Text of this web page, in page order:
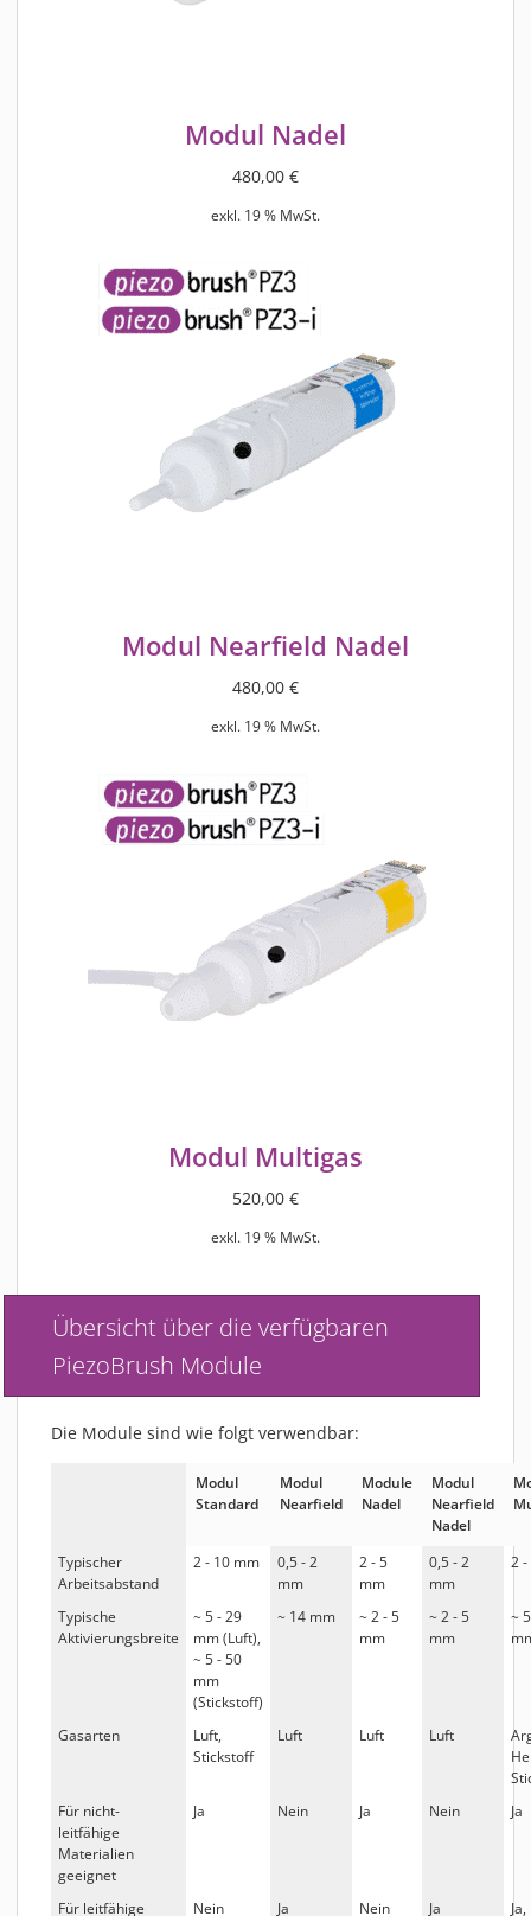
Modul Nadel
480,00 €
exkl. 19 % MwSt.
Modul Nearfield Nadel
480,00 €
exkl. 19 % MwSt.
Modul Multigas
520,00 €
exkl. 19 % MwSt.
Übersicht über die verfügbaren
PiezoBrush Module
Die Module sind wie folgt verwendbar:
Modul
Standard
Modul
Nearfield
Module
Nadel
Modul
Nearfield
Nadel
Typischer
Arbeitsabstand
2 - 10 mm
0,5 - 2
mm
2 - 5
mm
0,5 - 2
mm
2
Typische
Aktivierungsbreite
~ 5 - 29
mm (Luft),
~ 5 - 50
mm
(Stickstoff)
~ 14 mm
~ 2 - 5
mm
~ 2 - 5
mm
~
Gasarten
Luft,
Stickstoff
Luft Luft Luft
Für nicht-
leitfähige
Materialien
geeignet
Ja Nein Ja Nein Ja
Für leitfähige
Nein Ja Nein Ja